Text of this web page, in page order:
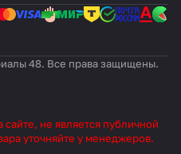
48. Все права защищены.
не является публичной
уточняйте у менеджеров.